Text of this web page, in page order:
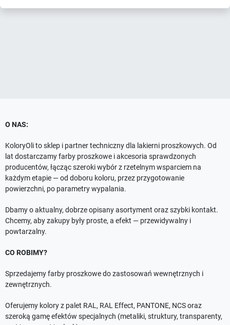
O NAS:
KoloryOli to sklep i partner techniczny dla lakierni proszkowych. Od
lat dostarczamy farby proszkowe i akcesoria sprawdzonych
producentów, łącząc szeroki wybór z rzetelnym wsparciem na
każdym etapie — od doboru koloru, przez przygotowanie
powierzchni, po parametry wypalania.
Dbamy o aktualny, dobrze opisany asortyment oraz szybki kontakt.
Chcemy, aby zakupy były proste, a efekt — przewidywalny i
powtarzalny.
CO ROBIMY?
Sprzedajemy farby proszkowe do zastosowań wewnętrznych i
zewnętrznych.
Oferujemy kolory z palet RAL, RAL Effect, PANTONE, NCS oraz
szeroką gamę efektów specjalnych (metaliki, struktury, transparenty,